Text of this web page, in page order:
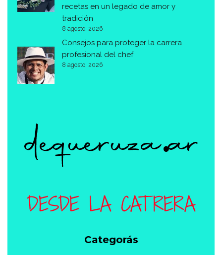
recetas en un legado de amor y
tradición
8 agosto, 2026
Consejos para proteger la carrera
profesional del chef
8 agosto, 2026
Categorás